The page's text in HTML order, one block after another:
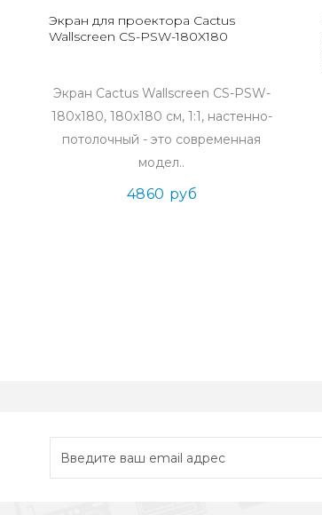
Экран для проектора Cactus
Wallscreen CS-PSW-180X180
Экран Cactus Wallscreen CS-PSW-
180x180, 180х180 см, 1:1, настенно-
потолочный - это современная
модел..
4860 руб